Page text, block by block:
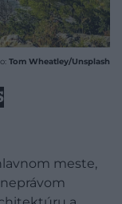
Tom Wheatley/Unsplash
meste,